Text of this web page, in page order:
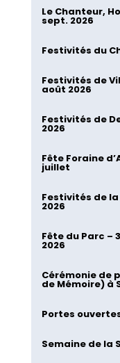
Le Chanteur,
sept. 2026
Festivités du
Festivités de
août 2026
Festivités de
2026
Fête Foraine
juillet
Festivités de la
2026
Fête du Parc –
2026
Cérémonie de
de Mémoire) à
Portes
Semaine de la